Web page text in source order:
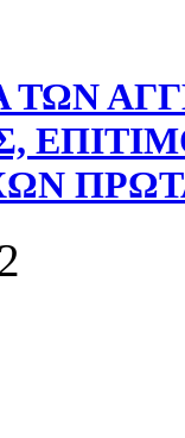
ΤΩΝ